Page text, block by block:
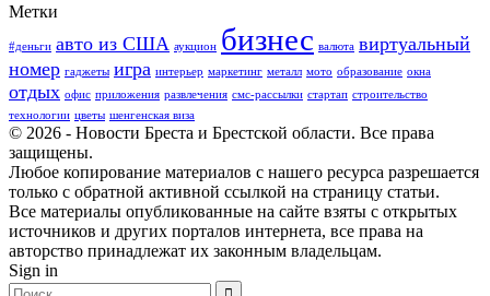
Метки
#деньги авто из США аукцион бизнес валюта виртуальный
номер гаджеты игра интерьер маркетинг металл мото образование окна
отдых офис приложения развлечения смс-рассылки стартап строительство
технологии цветы шенгенская виза
© 2026 - Новости Бреста и Брестской области. Все права
защищены.
Любое копирование материалов с нашего ресурса разрешается
только с обратной активной ссылкой на страницу статьи.
Все материалы опубликованные на сайте взяты с открытых
источников и других порталов интернета, все права на
авторство принадлежат их законным владельцам.
Sign in